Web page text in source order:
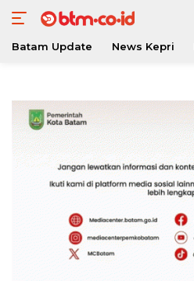
konten
Batam Update News Kepri